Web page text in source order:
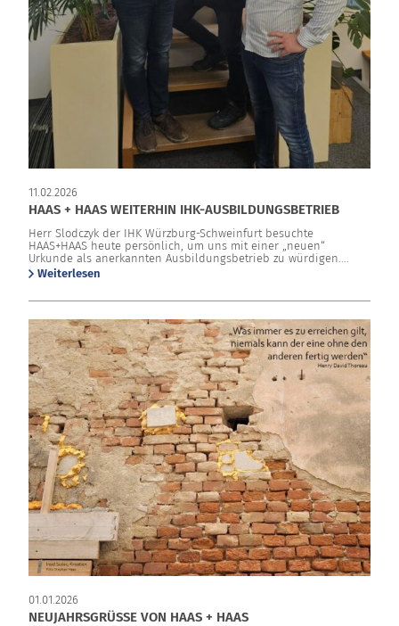
11.02.2026
HAAS + HAAS WEITERHIN IHK-AUSBILDUNGSBETRIEB
Herr Slodczyk der IHK Würzburg-Schweinfurt besuchte
HAAS+HAAS heute persönlich, um uns mit einer „neuen“
Urkunde als anerkannten Ausbildungsbetrieb zu würdigen....
Weiterlesen
01.01.2026
NEUJAHRSGRÜSSE VON HAAS + HAAS